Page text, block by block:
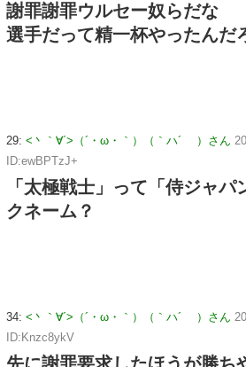
謝罪謝罪ウルセー奴らだな
選手だって精一杯やったんだ
29: <丶｀∀´>（´・ω・｀）（｀ハ´ ）さん
ID:ewBPTzJ+
「太極戦士」って「侍ジャパ
クネーム？
34: <丶｀∀´>（´・ω・｀）（｀ハ´ ）さん
ID:Knzc8ykV